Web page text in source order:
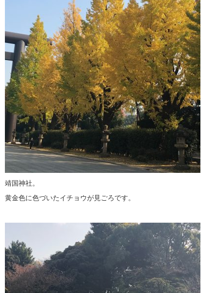
靖国神社。
黄金色に色づいたイチョウが見ごろです。